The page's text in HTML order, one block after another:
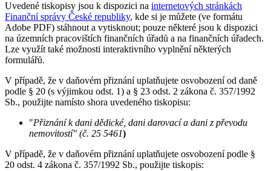
Uvedené tiskopisy jsou k dispozici na internetových stránkách
Finanční správy České republiky, kde si je můžete (ve formátu
Adobe PDF) stáhnout a vytisknout; pouze některé jsou k dispozici
na územních pracovištích finančních úřadů a na finančních úřadech.
Lze využít také možnosti interaktivního vyplnění některých
formulářů.
V případě, že v daňovém přiznání uplatňujete osvobození od daně
podle § 20 (s výjimkou odst. 1) a § 23 odst. 2 zákona č. 357/1992
Sb., použijte namísto shora uvedeného tiskopisu:
"Přiznání k dani dědické, dani darovací a dani z převodu
nemovitostí" (č. 25 5461)
V případě, že v daňovém přiznání uplatňujete osvobození podle §
20 odst. 4 zákona č. 357/1992 Sb., použijte tiskopis: